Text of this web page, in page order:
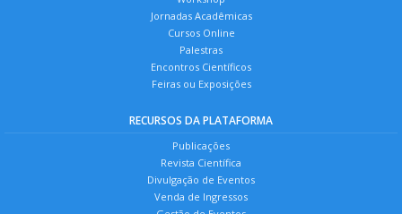
Jornadas Acadêmicas
Cursos Online
Palestras
Encontros Científicos
Feiras ou Exposições
RECURSOS DA PLATAFORMA
Publicações
Revista Científica
Divulgação de Eventos
Venda de Ingressos